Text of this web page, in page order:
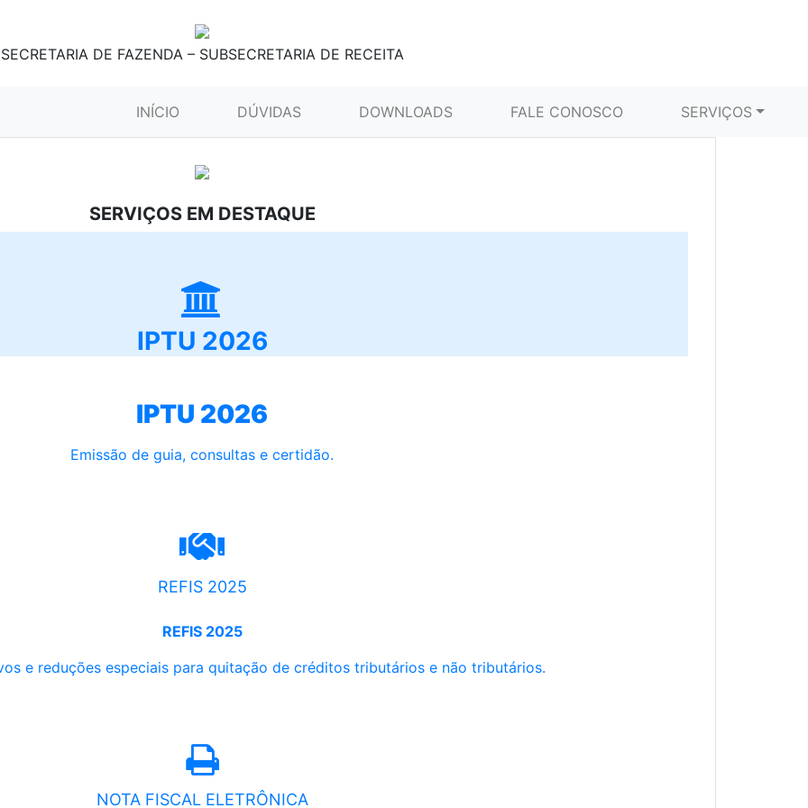
SECRETARIA DE FAZENDA – SUBSECRETARIA DE RECEITA
INÍCIO (CURRENT)DÚVIDAS DOWNLOADS FALE CONOSCO SERVIÇOS
SERVIÇOS EM DESTAQUE
IPTU 2026
IPTU 2026
Emissão de guia, consultas e certidão.
REFIS 2025
REFIS 2025
e reduções especiais para quitação de créditos tributários e não tributários.
NOTA FISCAL ELETRÔNICA